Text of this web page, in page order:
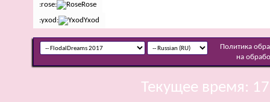
:rose:
Rose
:yxod:
Yxod
Политика
на
Текущее время: